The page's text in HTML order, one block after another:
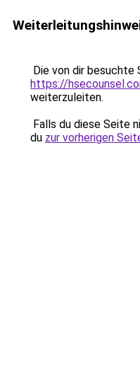
Die von dir besuchte
https://
weiterzuleiten.
Falls du diese Seite
du zur vorherigen